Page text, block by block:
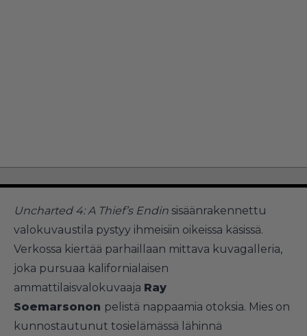
Uncharted 4: A Thief’s Endin sisäänrakennettu
valokuvaustila pystyy ihmeisiin oikeissa käsissä.
Verkossa kiertää parhaillaan mittava kuvagalleria,
joka pursuaa kalifornialaisen
ammattilaisvalokuvaaja Ray
Soemarsonon pelistä nappaamia otoksia. Mies on
kunnostautunut tosielämässä lähinnä